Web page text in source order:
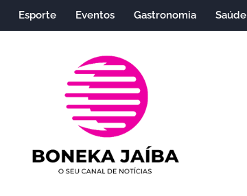
Esporte Eventos Gastronomia Saúde